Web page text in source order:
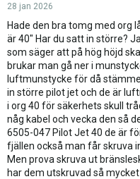
28 jan 2026
Hade den bra tomg med org
är 40" Har du satt in större?
som säger att på hög höjd
brukar man gå ner i
luftmunstycke för då
in större pilot jet och de är
i org 40 för säkerhets skull
någ kabel och vecka den så
6505-047 Pilot Jet 40 de är
fjällen också man får skruva
Men prova skruva ut
har dem utskruvad så